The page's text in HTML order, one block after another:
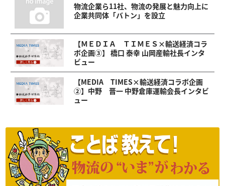
物流企業ら11社、物流の発展と魅力向上に
企業共同体「バトン」を設立
【ＭＥＤＩＡ ＴＩＭＥＳ×輸送経済コラ
ボ企画③】 橋口 泰幸 山岡産輸社長インタ
ビュー
【MEDIA TIMES×輸送経済コラボ企画
②】中野 晋一 中野倉庫運輸会長インタビ
ュー